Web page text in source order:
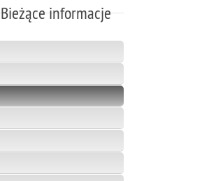
Bieżące informacje